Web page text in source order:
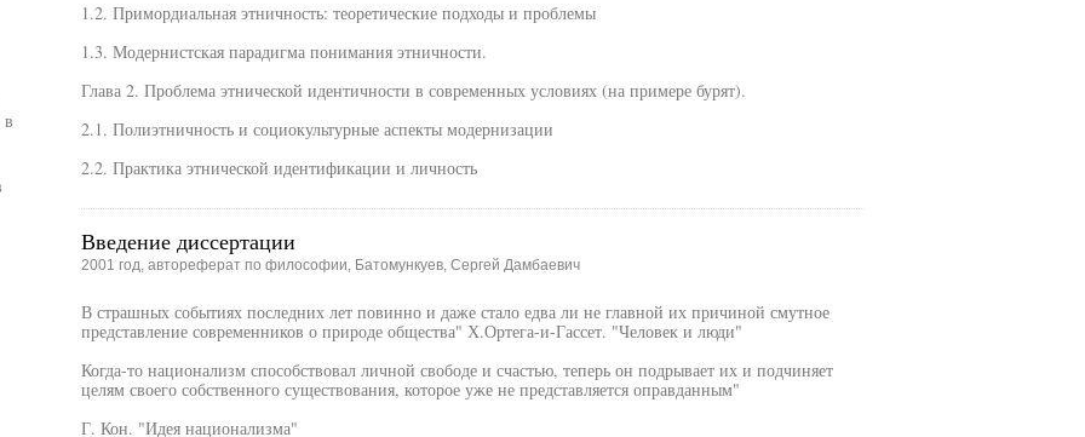
1.2. Примордиальная этничность: теоретические подходы и проблемы
1.3. Модернистская парадигма понимания этничности.
Глава 2. Проблема этнической идентичности в современных условиях (на примере бурят).
2.1. Полиэтничность и социокультурные аспекты модернизации
2.2. Практика этнической идентификации и личность
Введение диссертации
2001 год, автореферат по философии, Батомункуев, Сергей Дамбаевич
В страшных событиях последних лет повинно и даже стало едва ли не главной их причиной смутное
представление современников о природе общества" Х.Ортега-и-Гассет. "Человек и люди"
Когда-то национализм способствовал личной свободе и счастью, теперь он подрывает их и подчиняет
целям своего собственного существования, которое уже не представляется оправданным"
Г. Кон. "Идея национализма"